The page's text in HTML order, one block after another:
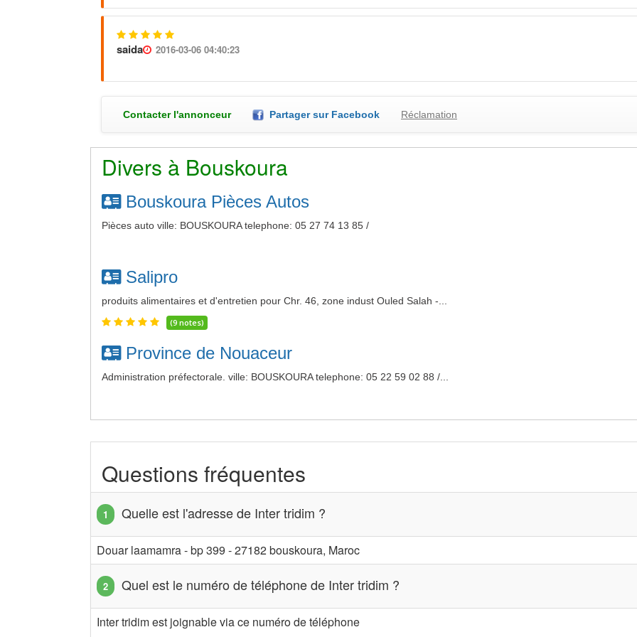
saida 2016-03-06 04:40:23
Contacter l'annonceur Partager sur Facebook Réclamation
Divers à Bouskoura
Bouskoura Pièces Autos
Pièces auto ville: BOUSKOURA telephone: 05 27 74 13 85 /
Salipro
produits alimentaires et d'entretien pour Chr. 46, zone indust Ouled Salah -...
(9 notes)
Province de Nouaceur
Administration préfectorale. ville: BOUSKOURA telephone: 05 22 59 02 88 /...
Questions fréquentes
Quelle est l'adresse de Inter tridim ?
Douar laamamra - bp 399 - 27182 bouskoura, Maroc
Quel est le numéro de téléphone de Inter tridim ?
Inter tridim est joignable via ce numéro de téléphone